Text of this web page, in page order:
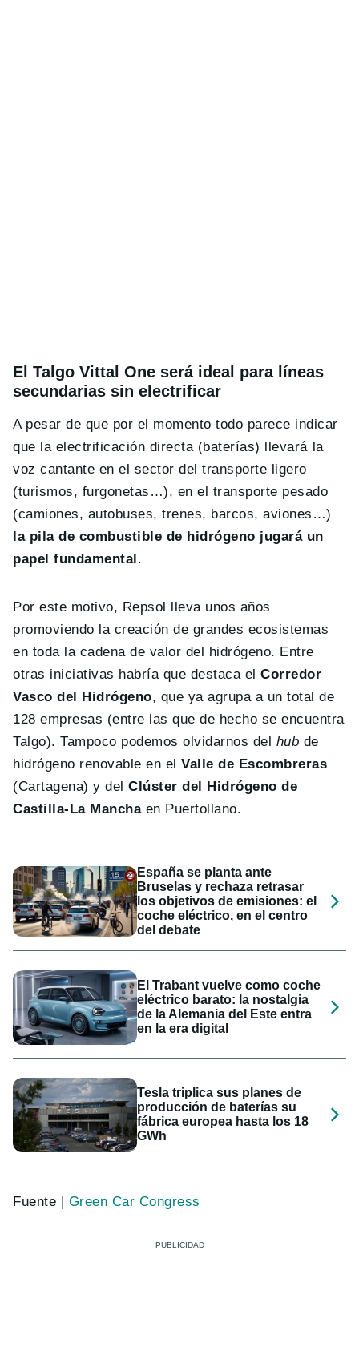
El Talgo Vittal One será ideal para líneas
secundarias sin electrificar
A pesar de que por el momento todo parece indicar
que la electrificación directa (baterías) llevará la
voz cantante en el sector del transporte ligero
(turismos, furgonetas…), en el transporte pesado
(camiones, autobuses, trenes, barcos, aviones…)
la pila de combustible de hidrógeno jugará un
papel fundamental.
Por este motivo, Repsol lleva unos años
promoviendo la creación de grandes ecosistemas
en toda la cadena de valor del hidrógeno. Entre
otras iniciativas habría que destaca elCorredor
Vasco del Hidrógeno, que ya agrupa a un total de
128 empresas (entre las que de hecho se encuentra
Talgo). Tampoco podemos olvidarnos del hub de
hidrógeno renovable en elValle de Escombreras
(Cartagena) y delClúster del Hidrógeno de
Castilla-La Manchaen Puertollano.
España se planta ante
Bruselas y rechaza retrasar
los objetivos de emisiones: el
coche eléctrico, en el centro
del debate
El Trabant vuelve como coche
eléctrico barato: la nostalgia
de la Alemania del Este entra
en la era digital
Tesla triplica sus planes de
producción de baterías su
fábrica europea hasta los 18
GWh
Fuente | Green Car Congress